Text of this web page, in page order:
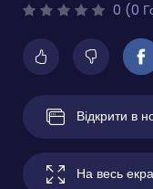
0 (0
Відкрити в
На весь